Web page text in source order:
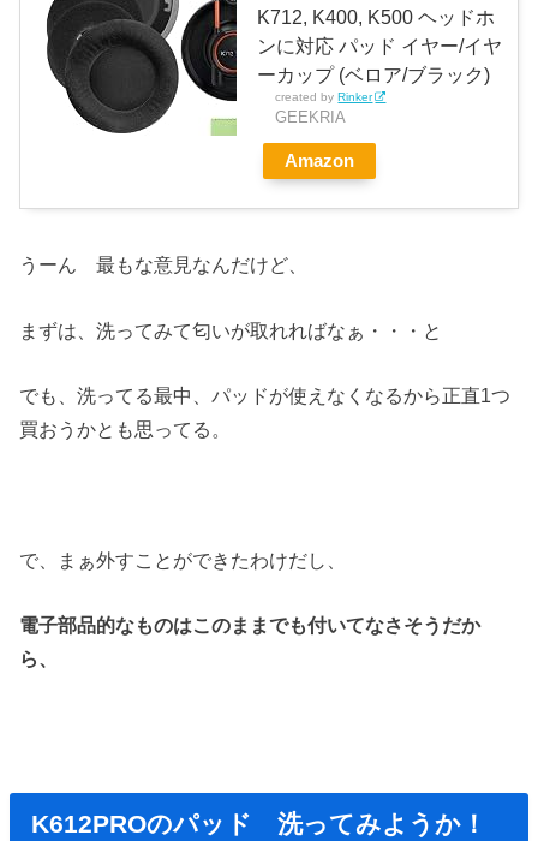
K712, K400, K500 ヘッドホ
ンに対応 パッド イヤー/イヤ
ーカップ (ベロア/ブラック)
created byRinker
GEEKRIA
Amazon
うーん 最もな意見なんだけど、
まずは、洗ってみて匂いが取れればなぁ・・・と
でも、洗ってる最中、パッドが使えなくなるから正直1つ
買おうかとも思ってる。
で、まぁ外すことができたわけだし、
電子部品的なものはこのままでも付いてなさそうだか
ら、
K612PROのパッド 洗ってみようか！